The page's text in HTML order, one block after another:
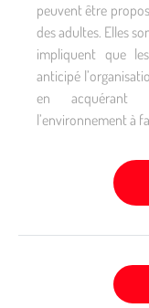
peuvent être
des adultes. Elles
impliquent que
anticipé
en acquérant
l’environnement à